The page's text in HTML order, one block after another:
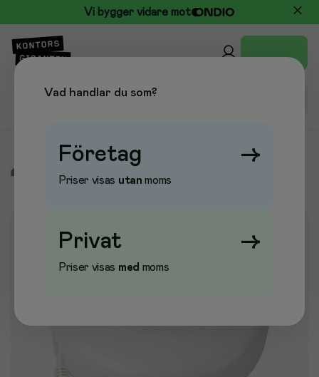
Vi bygger vidare mot
Vad handlar du som?
Företag →
Priser visas utan moms
Privat →
Priser visas med moms